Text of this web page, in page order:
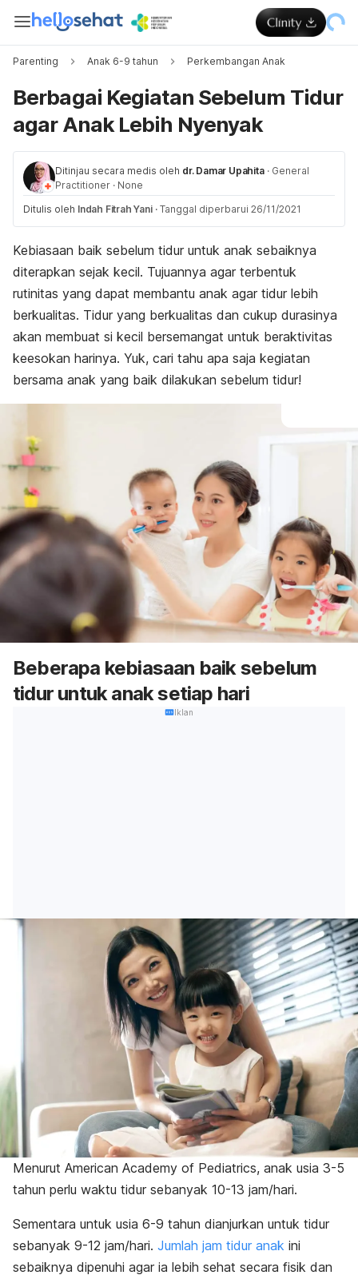
Parenting Anak 6-9 tahun Perkembangan Anak
Berbagai Kegiatan Sebelum Tidur
agar Anak Lebih Nyenyak
Ditinjau secara medis oleh dr. Damar Upahita · General
Practitioner · None
Ditulis oleh Indah Fitrah Yani · Tanggal diperbarui 26/11/2021
Kebiasaan baik sebelum tidur untuk anak sebaiknya
diterapkan sejak kecil. Tujuannya agar terbentuk
rutinitas yang dapat membantu anak agar tidur lebih
berkualitas. Tidur yang berkualitas dan cukup durasinya
akan membuat si kecil bersemangat untuk beraktivitas
keesokan harinya. Yuk, cari tahu apa saja kegiatan
bersama anak yang baik dilakukan sebelum tidur!
Beberapa kebiasaan baik sebelum
tidur untuk anak setiap hari
Iklan
Menurut American Academy of Pediatrics, anak usia 3-5
tahun perlu waktu tidur sebanyak 10-13 jam/hari.
Sementara untuk usia 6-9 tahun dianjurkan untuk tidur
sebanyak 9-12 jam/hari. Jumlah jam tidur anak ini
sebaiknya dipenuhi agar ia lebih sehat secara fisik dan